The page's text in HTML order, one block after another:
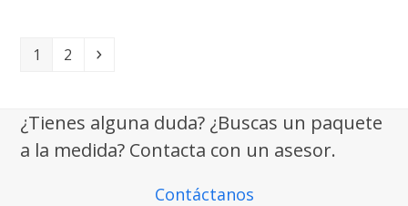
Page
1 Page
2 Next
¿Tienes alguna duda? ¿Buscas un paquete
a la medida? Contacta con un asesor.
Contáctanos